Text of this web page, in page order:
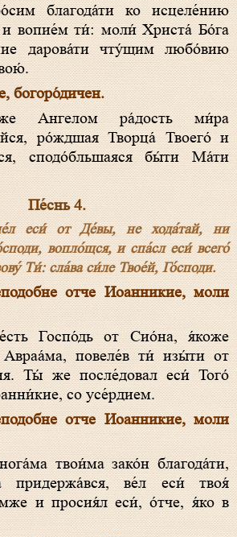
благода́ти ко исцеле́нию
вопие́м ти́: моли́ Христа́ Бо́га
дарова́ти чту́щим любо́вию
богоро́дичен.
ро́ждшая Творца́ Твоего́ и
сподо́бльшаяся бы́ти Ма́ти
Пе́снь 4.
еси́ от Де́вы, не хода́тай, ни
вопло́щся, и спа́сл еси́ всего́
Ти́: сла́ва си́ле Твое́й, Го́споди.
отче Иоанникие, моли
Авраа́ма, повеле́в ти́ изы́ти от
Ты́ же после́довал еси́ Того́
со усе́рдием.
отче Иоанникие, моли
придержа́вся, ве́л еси́ твоя́
и просия́л еси́, о́тче, я́ко в